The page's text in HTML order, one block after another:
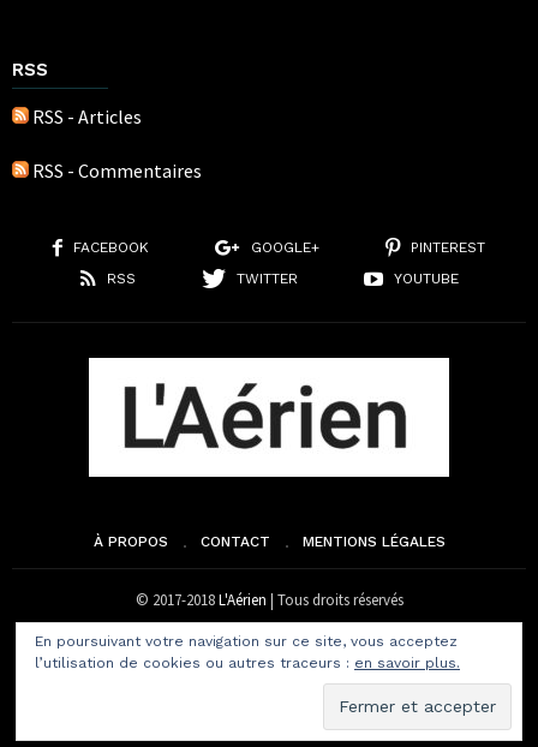
RSS
RSS - Articles
RSS - Commentaires
FACEBOOK GOOGLE+
PINTEREST
RSS
TWITTER YOUTUBE
À PROPOS CONTACT MENTIONS LÉGALES
© 2017-2018L'Aérien | Tous droits réservés
En poursuivant votre navigation sur ce site, vous acceptez
l’utilisation de cookies ou autres traceurs : en savoir plus.